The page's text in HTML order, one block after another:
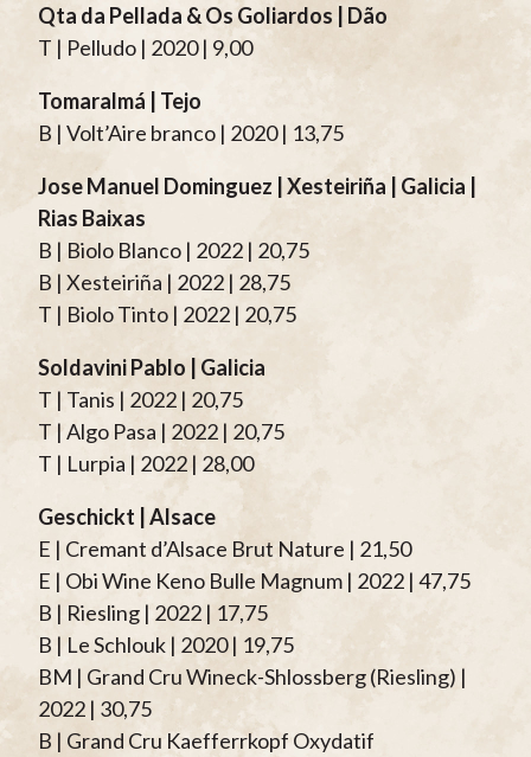
Qta da Pellada & Os Goliardos | Dão
T | Pelludo | 2020 | 9,00
Tomaralmá | Tejo
B | Volt’Aire branco | 2020 | 13,75
Jose Manuel Dominguez | Xesteiriña | Galicia |
Rias Baixas
B | Biolo Blanco | 2022 | 20,75
B | Xesteiriña | 2022 | 28,75
T | Biolo Tinto | 2022 | 20,75
Soldavini Pablo | Galicia
T | Tanis | 2022 | 20,75
T | Algo Pasa | 2022 | 20,75
T | Lurpia | 2022 | 28,00
Geschickt | Alsace
E | Cremant d’Alsace Brut Nature | 21,50
E | Obi Wine Keno Bulle Magnum | 2022 | 47,75
B | Riesling | 2022 | 17,75
B | Le Schlouk | 2020 | 19,75
BM | Grand Cru Wineck-Shlossberg (Riesling) |
2022 | 30,75
B | Grand Cru Kaefferrkopf Oxydatif